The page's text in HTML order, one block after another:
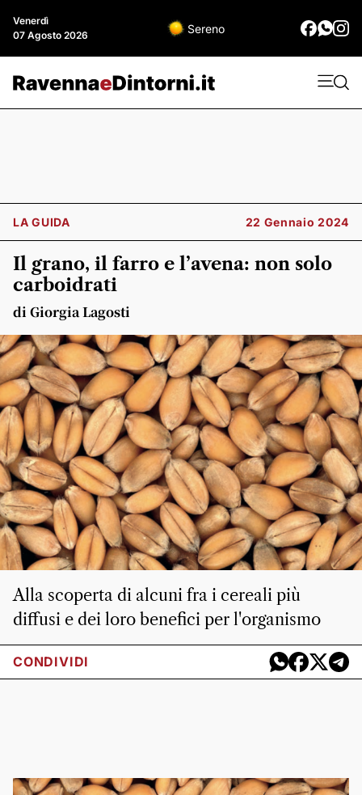
Venerdì
07 Agosto 2026
Sereno
LA GUIDA 22 Gennaio 2024
Il grano, il farro e l’avena: non solo
carboidrati
di Giorgia Lagosti
Alla scoperta di alcuni fra i cereali più
diffusi e dei loro benefici per l'organismo
CONDIVIDI